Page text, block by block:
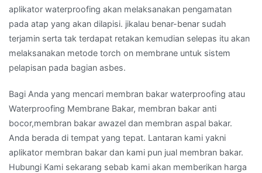
aplikator waterproofing akan melaksanakan pengamatan
pada atap yang akan dilapisi. jikalau benar-benar sudah
terjamin serta tak terdapat retakan kemudian selepas itu akan
melaksanakan metode torch on membrane untuk sistem
pelapisan pada bagian asbes.
Bagi Anda yang mencari membran bakar waterproofing atau
Waterproofing Membrane Bakar, membran bakar anti
bocor,membran bakar awazel dan membran aspal bakar.
Anda berada di tempat yang tepat. Lantaran kami yakni
aplikator membran bakar dan kami pun jual membran bakar.
Hubungi Kami sekarang sebab kami akan memberikan harga